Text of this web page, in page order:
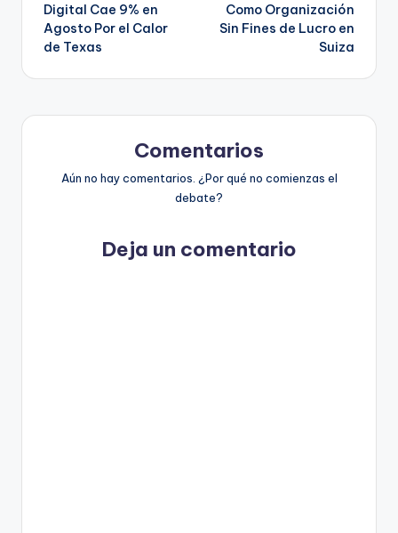
entradas
Digital Cae 9% en
Agosto Por el Calor
de Texas
Como Organización
Sin Fines de Lucro en
Suiza
Comentarios
Aún no hay comentarios. ¿Por qué no comienzas el
debate?
Deja un comentario